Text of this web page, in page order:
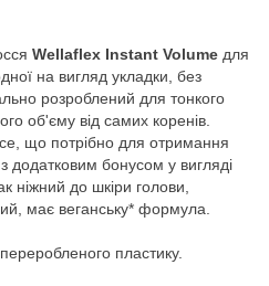
Wellaflex Instant Volume для
на вигляд укладки, без
розроблений для тонкого
об'єму від самих коренів.
що потрібно для отримання
додатковим бонусом у вигляді
ніжний до шкіри голови,
має веганську* формула.
пластику.